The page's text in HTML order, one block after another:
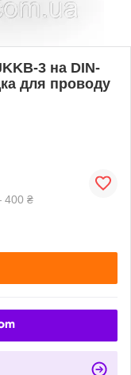
3 на DIN-
для проводу
400 ₴